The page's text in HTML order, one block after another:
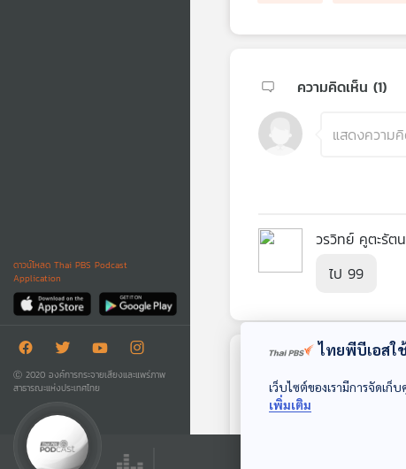
ดาวน์โหลด Thai PBS Podcast
Application
Ⓒ 2020 องค์การกระจายเสียงและแพร่ภาพ
สาธารณะแห่งประเทศไทย
ความคิดเห็น (1)
วรวิทย์ คูตะรัต
ไป 99
ไทยพีบีเอสใ
เว็บไซต์ของเรามีการจัดเ
เพิ่มเติม